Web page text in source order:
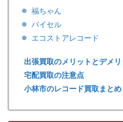
福ちゃん
バイセル
エコストアレコード
出張買取のメリットとデメリ
宅配買取の注意点
小林市のレコード買取まとめ